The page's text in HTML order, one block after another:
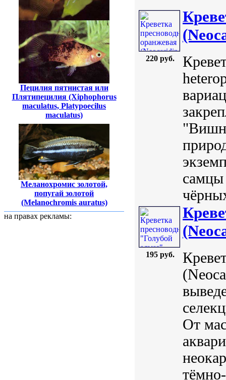
Пецилия пятнистая или
Плятипецилия (Xiphophorus
maculatus, Platypoecilus
maculatus)
Меланохромис золотой,
попугай золотой
(Melanochromis auratus)
на правах рекламы:
220 руб.
195 руб.
От